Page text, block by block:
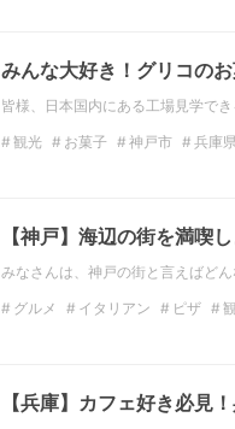
みんな大好き！グリコの
皆様、日本国内にある工場見学で
観光 お菓子 神戸市 兵庫
【神戸】海辺の街を満喫
みなさんは、神戸の街と言えばど
グルメ イタリアン ピザ
【兵庫】カフェ好き必見